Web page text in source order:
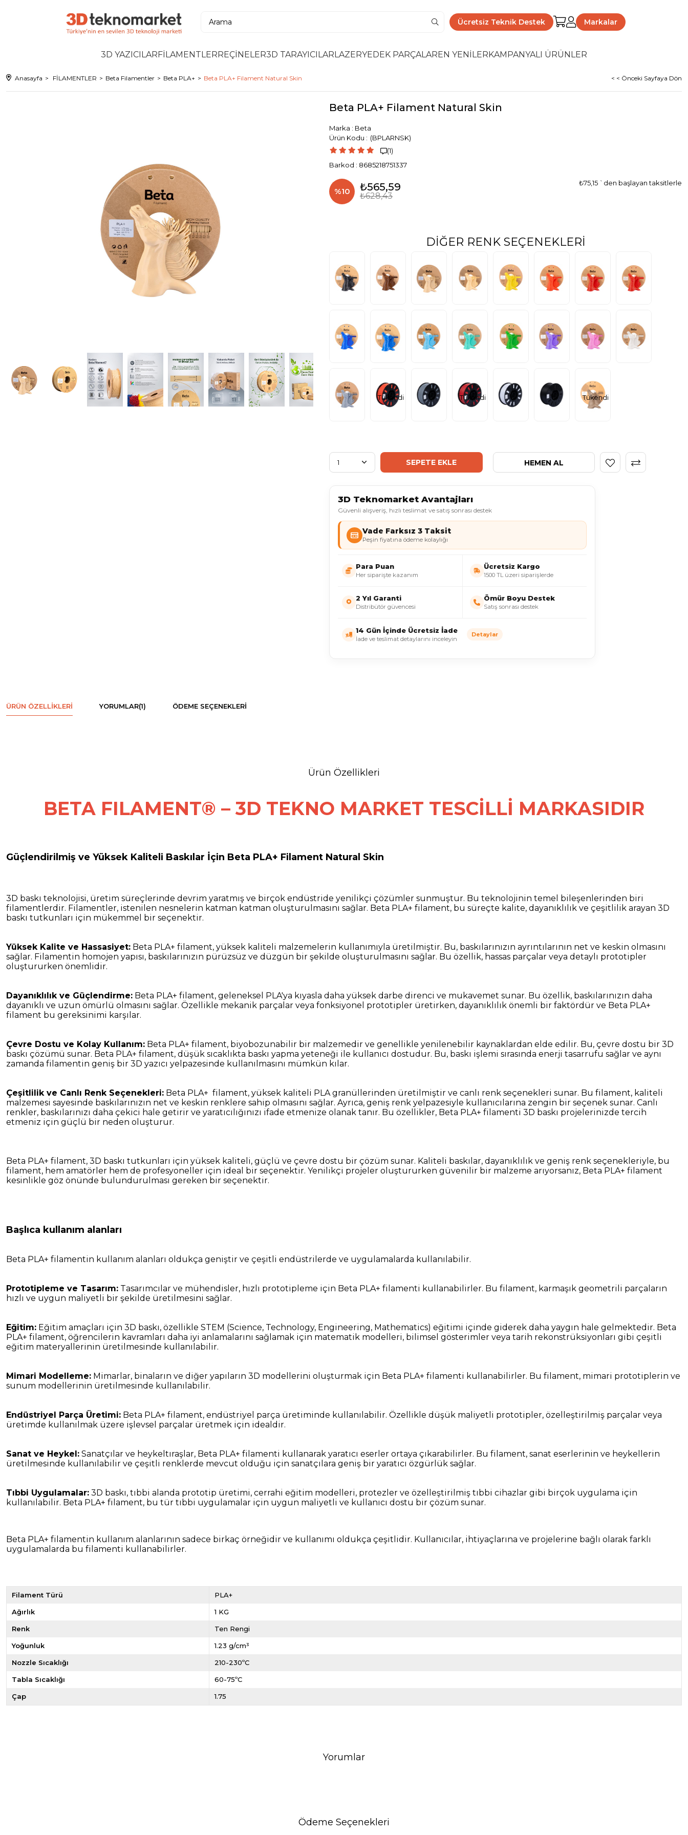
Ücretsiz Teknik Destek Markalar
3D YAZICILARFİLAMENTLERREÇİNELER3D TARAYICILARLAZERYEDEK PARÇALAREN YENİLERKAMPANYALI ÜRÜNLER
Anasayfa FİLAMENTLER Beta Filamentler Beta PLA+ Beta PLA+ Filament Natural Skin < < Önceki Sayfaya Dön
Beta PLA+ Filament Natural Skin
Marka : Beta
(BPLARNSK)
(1)
Barkod : 8685218751337
₺628,43
₺565,59
%10
₺75,15 `den başlayan taksitlerle
DIĞER RENK SEÇENEKLERI
Tükendi Tükendi Tükendi
3D Teknomarket Avantajları
Güvenli alışveriş, hızlı teslimat ve satış sonrası destek
Vade Farksız 3 Taksit
Peşin fiyatına ödeme kolaylığı
Para Puan
Her siparişte kazanım
Ücretsiz Kargo
1500 TL üzeri siparişlerde
2 Yıl Garanti
Distribütör güvencesi
Ömür Boyu Destek
Satış sonrası destek
14 Gün İçinde Ücretsiz İade
İade ve teslimat detaylarını inceleyin
Detaylar
ÜRÜN ÖZELLIKLERI YORUMLAR(1) ÖDEME SEÇENEKLERI
Ürün Özellikleri
BETA FILAMENT® – 3D TEKNO MARKET TESCİLLİ MARKASIDIR
Güçlendirilmiş ve Yüksek Kaliteli Baskılar İçin Beta PLA+ Filament Natural Skin
3D baskı teknolojisi, üretim süreçlerinde devrim yaratmış ve birçok endüstride yenilikçi çözümler sunmuştur. Bu teknolojinin temel bileşenlerinden biri
filamentlerdir. Filamentler, istenilen nesnelerin katman katman oluşturulmasını sağlar. Beta PLA+ filament, bu süreçte kalite, dayanıklılık ve çeşitlilik arayan 3D
baskı tutkunları için mükemmel bir seçenektir.
Yüksek Kalite ve Hassasiyet: Beta PLA+ filament, yüksek kaliteli malzemelerin kullanımıyla üretilmiştir. Bu, baskılarınızın ayrıntılarının net ve keskin olmasını
sağlar. Filamentin homojen yapısı, baskılarınızın pürüzsüz ve düzgün bir şekilde oluşturulmasını sağlar. Bu özellik, hassas parçalar veya detaylı prototipler
oluştururken önemlidir.
Dayanıklılık ve Güçlendirme: Beta PLA+ filament, geleneksel PLA'ya kıyasla daha yüksek darbe direnci ve mukavemet sunar. Bu özellik, baskılarınızın daha
dayanıklı ve uzun ömürlü olmasını sağlar. Özellikle mekanik parçalar veya fonksiyonel prototipler üretirken, dayanıklılık önemli bir faktördür ve Beta PLA+
filament bu gereksinimi karşılar.
Çevre Dostu ve Kolay Kullanım: Beta PLA+ filament, biyobozunabilir bir malzemedir ve genellikle yenilenebilir kaynaklardan elde edilir. Bu, çevre dostu bir 3D
baskı çözümü sunar. Beta PLA+ filament, düşük sıcaklıkta baskı yapma yeteneği ile kullanıcı dostudur. Bu, baskı işlemi sırasında enerji tasarrufu sağlar ve aynı
zamanda filamentin geniş bir 3D yazıcı yelpazesinde kullanılmasını mümkün kılar.
Çeşitlilik ve Canlı Renk Seçenekleri: Beta PLA+ filament, yüksek kaliteli PLA granüllerinden üretilmiştir ve canlı renk seçenekleri sunar. Bu filament, kaliteli
malzemesi sayesinde baskılarınızın net ve keskin renklere sahip olmasını sağlar. Ayrıca, geniş renk yelpazesiyle kullanıcılarına zengin bir seçenek sunar. Canlı
renkler, baskılarınızı daha çekici hale getirir ve yaratıcılığınızı ifade etmenize olanak tanır. Bu özellikler, Beta PLA+ filamenti 3D baskı projelerinizde tercih
etmeniz için güçlü bir neden oluşturur.
Beta PLA+ filament, 3D baskı tutkunları için yüksek kaliteli, güçlü ve çevre dostu bir çözüm sunar. Kaliteli baskılar, dayanıklılık ve geniş renk seçenekleriyle, bu
filament, hem amatörler hem de profesyoneller için ideal bir seçenektir. Yenilikçi projeler oluştururken güvenilir bir malzeme arıyorsanız, Beta PLA+ filament
kesinlikle göz önünde bulundurulması gereken bir seçenektir.
Başlıca kullanım alanları
Beta PLA+ filamentin kullanım alanları oldukça geniştir ve çeşitli endüstrilerde ve uygulamalarda kullanılabilir.
Prototipleme ve Tasarım: Tasarımcılar ve mühendisler, hızlı prototipleme için Beta PLA+ filamenti kullanabilirler. Bu filament, karmaşık geometrili parçaların
hızlı ve uygun maliyetli bir şekilde üretilmesini sağlar.
Eğitim: Eğitim amaçları için 3D baskı, özellikle STEM (Science, Technology, Engineering, Mathematics) eğitimi içinde giderek daha yaygın hale gelmektedir. Beta
PLA+ filament, öğrencilerin kavramları daha iyi anlamalarını sağlamak için matematik modelleri, bilimsel gösterimler veya tarih rekonstrüksiyonları gibi çeşitli
eğitim materyallerinin üretilmesinde kullanılabilir.
Mimari Modelleme: Mimarlar, binaların ve diğer yapıların 3D modellerini oluşturmak için Beta PLA+ filamenti kullanabilirler. Bu filament, mimari prototiplerin ve
sunum modellerinin üretilmesinde kullanılabilir.
Endüstriyel Parça Üretimi: Beta PLA+ filament, endüstriyel parça üretiminde kullanılabilir. Özellikle düşük maliyetli prototipler, özelleştirilmiş parçalar veya
üretimde kullanılmak üzere işlevsel parçalar üretmek için idealdir.
Sanat ve Heykel: Sanatçılar ve heykeltıraşlar, Beta PLA+ filamenti kullanarak yaratıcı eserler ortaya çıkarabilirler. Bu filament, sanat eserlerinin ve heykellerin
üretilmesinde kullanılabilir ve çeşitli renklerde mevcut olduğu için sanatçılara geniş bir yaratıcı özgürlük sağlar.
Tıbbi Uygulamalar: 3D baskı, tıbbi alanda prototip üretimi, cerrahi eğitim modelleri, protezler ve özelleştirilmiş tıbbi cihazlar gibi birçok uygulama için
kullanılabilir. Beta PLA+ filament, bu tür tıbbi uygulamalar için uygun maliyetli ve kullanıcı dostu bir çözüm sunar.
Beta PLA+ filamentin kullanım alanlarının sadece birkaç örneğidir ve kullanımı oldukça çeşitlidir. Kullanıcılar, ihtiyaçlarına ve projelerine bağlı olarak farklı
uygulamalarda bu filamenti kullanabilirler.
Filament Türü PLA+
Ağırlık 1 KG
Renk Ten Rengi
Yoğunluk 1.23 g/cm³
Nozzle Sıcaklığı 210-230ºC
Tabla Sıcaklığı 60-75ºC
Çap 1.75
Yorumlar
Ödeme Seçenekleri